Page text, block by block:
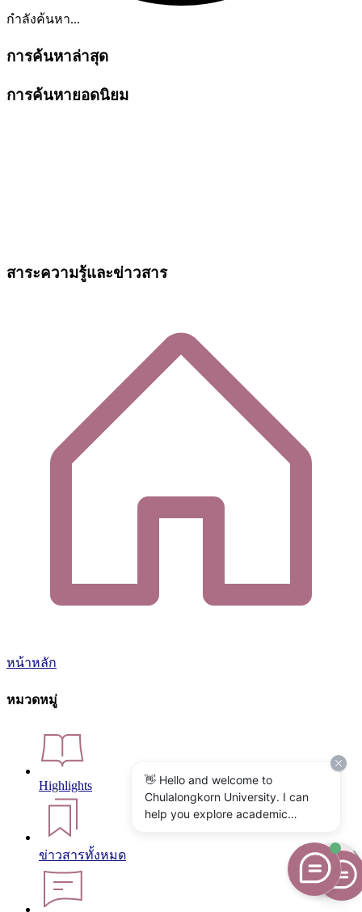
กำลังค้นหา...
การค้นหาล่าสุด
การค้นหายอดนิยม
สาระความรู้และข่าวสาร
หน้าหลัก
หมวดหมู่
Highlights
ข่าวสารทั้งหมด
👋 Hello and welcome to
Chulalongkorn University. I can
help you explore academic